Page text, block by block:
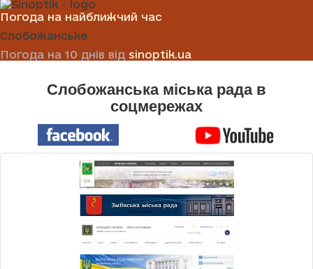
Погода на найближчий час
Слобожанське
Погода на 10 днів від sinoptik.ua
Слобожанська міська рада в
соцмережах